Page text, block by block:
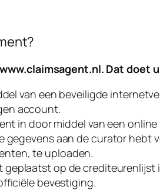
www.claimsagent.nl. Dat doet
van een beveiligde
account.
in door middel van een
gegevens aan de curator hebt
te uploaden.
op de crediteurenlijst
bevestiging.